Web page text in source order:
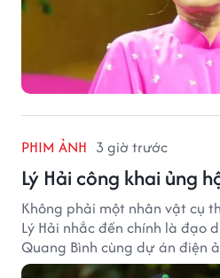
PHIM ẢNH 3 giờ trước
Lý Hải công khai ủng
Không phải một nhân vật cụ
Lý Hải nhắc đến chính là đạo
Quang Bình cùng dự án điện
Sĩ: Bí Ẩn Mộ Vua Đinh.